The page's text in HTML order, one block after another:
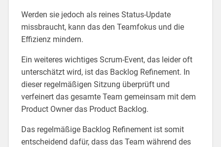
Werden sie jedoch als reines Status-Update
missbraucht, kann das den Teamfokus und die
Effizienz mindern.
Ein weiteres wichtiges Scrum-Event, das leider oft
unterschätzt wird, ist das Backlog Refinement. In
dieser regelmäßigen Sitzung überprüft und
verfeinert das gesamte Team gemeinsam mit dem
Product Owner das Product Backlog.
Das regelmäßige Backlog Refinement ist somit
entscheidend dafür, dass das Team während des